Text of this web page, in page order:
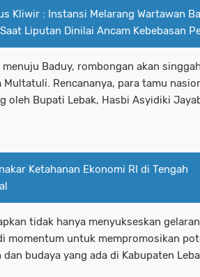
Kliwir : Instansi Melarang Wartawan
Liputan Dinilai Ancam Kebebasan
menuju Baduy, rombongan akan
Multatuli. Rencananya, para tamu
oleh Bupati Lebak, Hasbi Asyidiki
Ketahanan Ekonomi RI di Tengah
tidak hanya menyukseskan
momentum untuk mempromosikan
budaya yang ada di Kabupaten